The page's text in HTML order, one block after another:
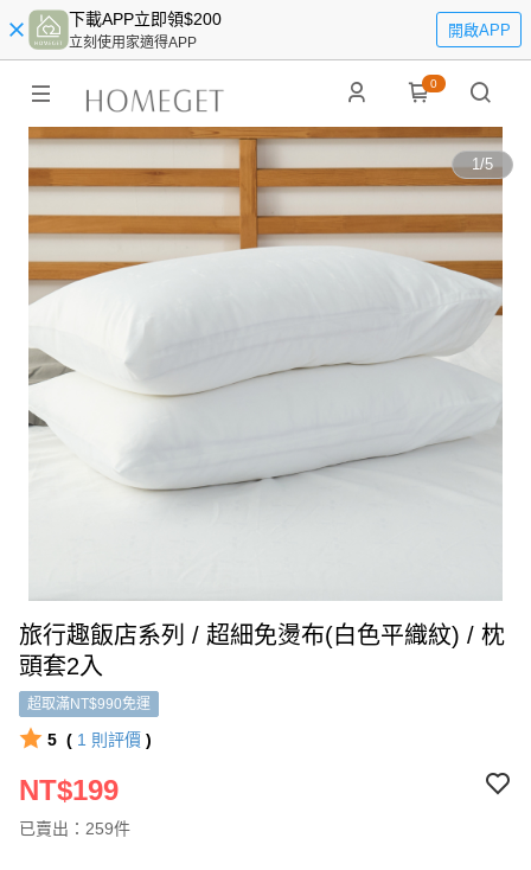
下載APP立即領$200
立刻使用家適得APP
開啟APP
0
1/5
旅行趣飯店系列 / 超細免燙布(白色平織紋) / 枕
頭套2入
超取滿NT$990免運
5 ( 1 則評價 )
NT$199
已賣出：259件